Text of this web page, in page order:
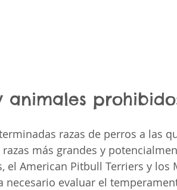
animales
razas de perros a las
razas más grandes y
el American Pitbull Terriers y
necesario evaluar el